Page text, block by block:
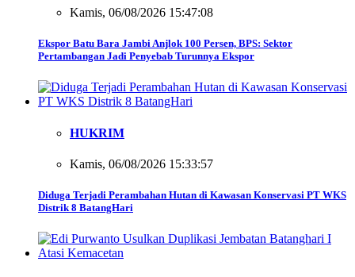
Kamis, 06/08/2026 15:47:08
Ekspor Batu Bara Jambi Anjlok 100 Persen, BPS: Sektor
Pertambangan Jadi Penyebab Turunnya Ekspor
HUKRIM
Kamis, 06/08/2026 15:33:57
Diduga Terjadi Perambahan Hutan di Kawasan Konservasi PT WKS
Distrik 8 BatangHari